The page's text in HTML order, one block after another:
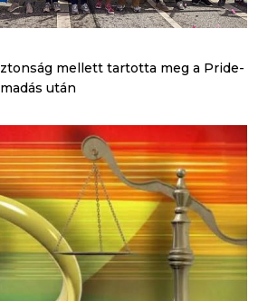
mellett tartotta meg a Pride-
után